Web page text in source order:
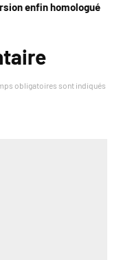
enfin homologué
obligatoires sont indiqués